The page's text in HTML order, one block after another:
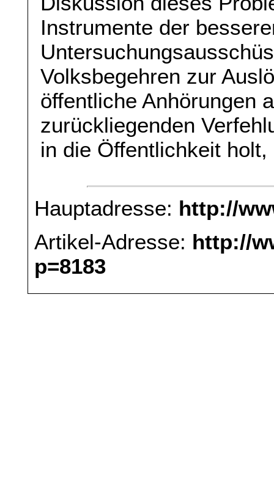
Instrumente der
Volksbegehren zur
öffentliche Anhörungen
zurückliegenden
in die Öffentlichkeit
Hauptadresse: http://
Artikel-Adresse: http://
p=8183